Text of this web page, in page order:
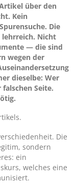
über den
Kein
Die
Nicht
— die sind
wegen der
dieselbe: Wer
Seite.
Die
sondern
ein
welches eine